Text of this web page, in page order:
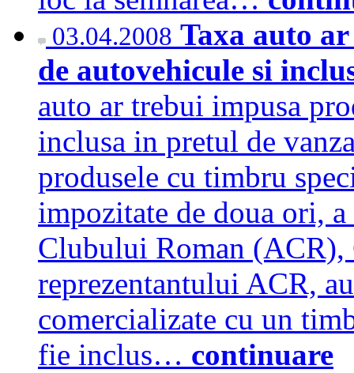
03.04.2008 Taxa auto
de autovehicule si
auto ar trebui impusa
inclusa in pretul de
produsele cu timbru
impozitate de doua ori,
Clubului Roman
reprezentantului ACR,
comercializate cu un
fie inclus… continuare